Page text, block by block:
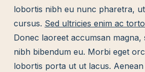
lobortis nibh eu nunc pharetra,
cursus. Sed ultricies enim ac
Donec laoreet accumsan magna,
nibh bibendum eu. Morbi eget
lobortis porta ut ut lacus.